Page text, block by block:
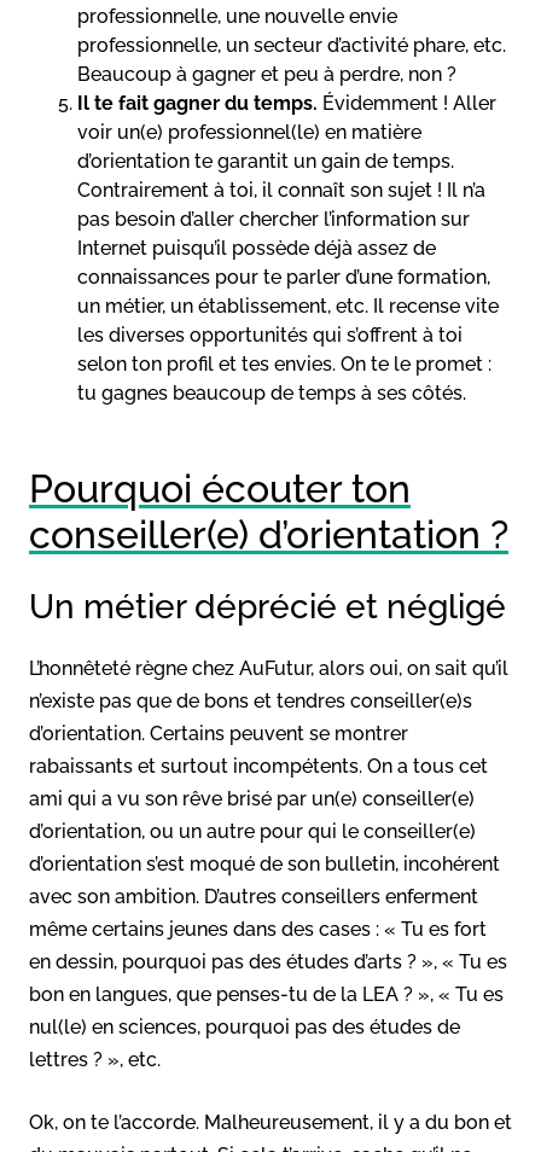
professionnelle, une nouvelle envie
professionnelle, un secteur d’activité phare, etc.
Beaucoup à gagner et peu à perdre, non ?
Il te fait gagner du temps. Évidemment ! Aller
voir un(e) professionnel(le) en matière
d’orientation te garantit un gain de temps.
Contrairement à toi, il connaît son sujet ! Il n’a
pas besoin d’aller chercher l’information sur
Internet puisqu’il possède déjà assez de
connaissances pour te parler d’une formation,
un métier, un établissement, etc. Il recense vite
les diverses opportunités qui s’offrent à toi
selon ton profil et tes envies. On te le promet :
tu gagnes beaucoup de temps à ses côtés.
Pourquoi écouter ton
conseiller(e) d’orientation ?
Un métier déprécié et négligé
L’honnêteté règne chez AuFutur, alors oui, on sait qu’il
n’existe pas que de bons et tendres conseiller(e)s
d’orientation. Certains peuvent se montrer
rabaissants et surtout incompétents. On a tous cet
ami qui a vu son rêve brisé par un(e) conseiller(e)
d’orientation, ou un autre pour qui le conseiller(e)
d’orientation s’est moqué de son bulletin, incohérent
avec son ambition. D’autres conseillers enferment
même certains jeunes dans des cases : « Tu es fort
en dessin, pourquoi pas des études d’arts ? », « Tu es
bon en langues, que penses-tu de la LEA ? », « Tu es
nul(le) en sciences, pourquoi pas des études de
lettres ? », etc.
Ok, on te l’accorde. Malheureusement, il y a du bon et